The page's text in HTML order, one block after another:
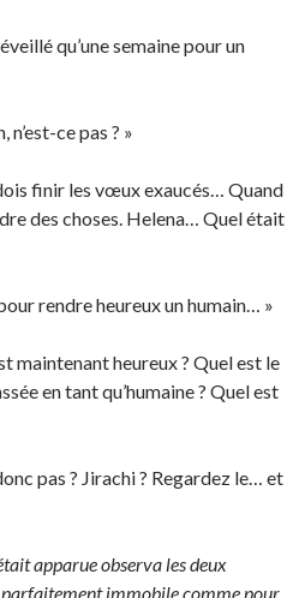
qu’une semaine pour un
ce pas ? »
finir les vœux exaucés… Quand
des choses. Helena… Quel était
rendre heureux un humain… »
maintenant heureux ? Quel est le
en tant qu’humaine ? Quel est
pas ? Jirachi ? Regardez le… et
apparue observa les deux
immobile comme pour